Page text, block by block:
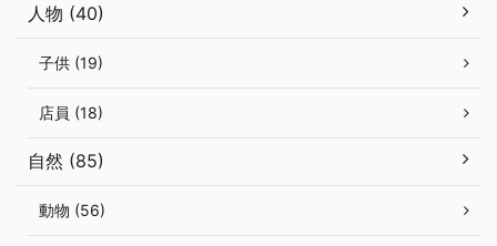
人物 (40)
子供 (19)
店員 (18)
自然 (85)
動物 (56)